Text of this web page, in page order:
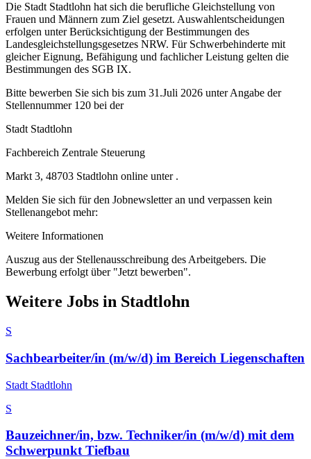
Die Stadt Stadtlohn hat sich die berufliche Gleichstellung von
Frauen und Männern zum Ziel gesetzt. Auswahlentscheidungen
erfolgen unter Berücksichtigung der Bestimmungen des
Landesgleichstellungsgesetzes NRW. Für Schwerbehinderte mit
gleicher Eignung, Befähigung und fachlicher Leistung gelten die
Bestimmungen des SGB IX.
Bitte bewerben Sie sich bis zum 31.Juli 2026 unter Angabe der
Stellennummer 120 bei der
Stadt Stadtlohn
Fachbereich Zentrale Steuerung
Markt 3, 48703 Stadtlohn online unter .
Melden Sie sich für den Jobnewsletter an und verpassen kein
Stellenangebot mehr:
Weitere Informationen
Auszug aus der Stellenausschreibung des Arbeitgebers. Die
Bewerbung erfolgt über "Jetzt bewerben".
Weitere Jobs in Stadtlohn
S
Sachbearbeiter/in (m/w/d) im Bereich Liegenschaften
Stadt Stadtlohn
S
Bauzeichner/in, bzw. Techniker/in (m/w/d) mit dem
Schwerpunkt Tiefbau